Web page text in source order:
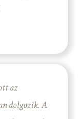
az
dolgozik. A